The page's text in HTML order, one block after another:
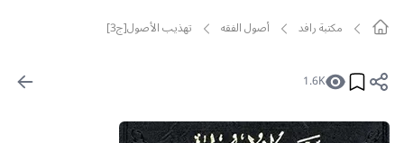
مکتبة رافد أصول الفقه تهذيب الأصول[ج3]
1.6K